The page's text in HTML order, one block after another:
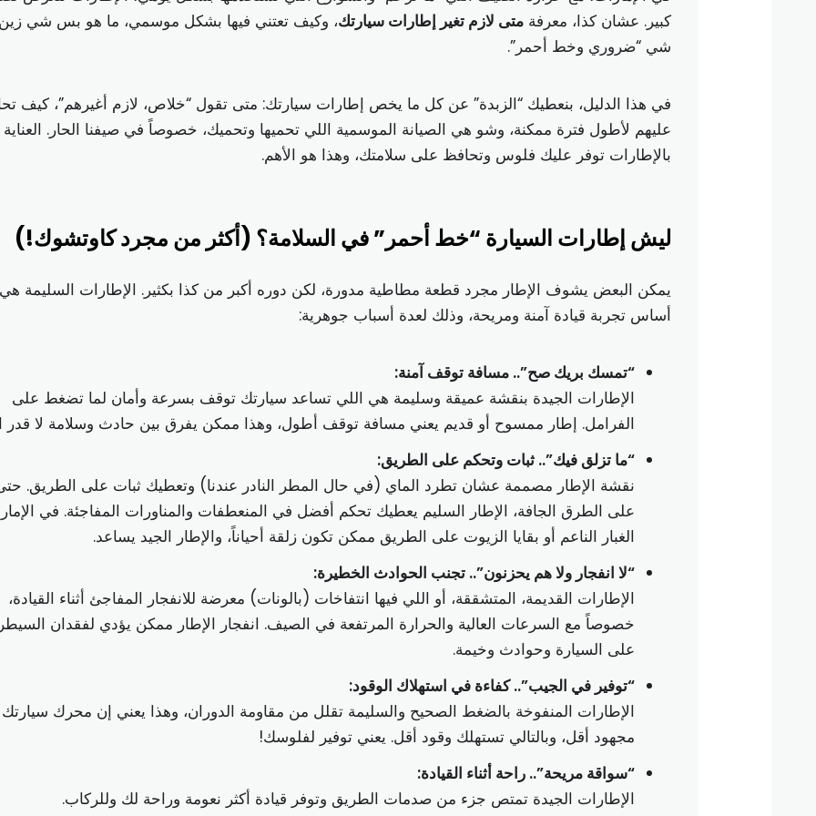
كبير. عشان كذا، معرفةمتى لازم تغير إطارات سيارتك، وكيف تعتني فيها بشكل موسمي، ما هو بس شي
شي “ضروري وخط أحمر”.
في هذا الدليل، بنعطيك “الزبدة” عن كل ما يخص إطارات سيارتك: متى تقول “خلاص، لازم أغيرهم”، كيف
عليهم لأطول فترة ممكنة، وشو هي الصيانة الموسمية اللي تحميها وتحميك، خصوصاً في صيفنا الحار. العناية
بالإطارات توفر عليك فلوس وتحافظ على سلامتك، وهذا هو الأهم.
ليش إطارات السيارة “خط أحمر” في السلامة؟ (أكثر من مجرد كاوتشوك!)
يمكن البعض يشوف الإطار مجرد قطعة مطاطية مدورة، لكن دوره أكبر من كذا بكثير. الإطارات السليمة هي
أساس تجربة قيادة آمنة ومريحة، وذلك لعدة أسباب جوهرية:
“تمسك بريك صح”.. مسافة توقف آمنة:
الإطارات الجيدة بنقشة عميقة وسليمة هي اللي تساعد سيارتك توقف بسرعة وأمان لما تضغط على
الفرامل. إطار ممسوح أو قديم يعني مسافة توقف أطول، وهذا ممكن يفرق بين حادث وسلامة لا قدر
“ما تزلق فيك”.. ثبات وتحكم على الطريق:
نقشة الإطار مصممة عشان تطرد الماي (في حال المطر النادر عندنا) وتعطيك ثبات على الطريق.
على الطرق الجافة، الإطار السليم يعطيك تحكم أفضل في المنعطفات والمناورات المفاجئة. في
الغبار الناعم أو بقايا الزيوت على الطريق ممكن تكون زلقة أحياناً، والإطار الجيد يساعد.
“لا انفجار ولا هم يحزنون”.. تجنب الحوادث الخطيرة:
الإطارات القديمة، المتشققة، أو اللي فيها انتفاخات (بالونات) معرضة للانفجار المفاجئ أثناء القيادة،
خصوصاً مع السرعات العالية والحرارة المرتفعة في الصيف. انفجار الإطار ممكن يؤدي لفقدان
على السيارة وحوادث وخيمة.
“توفير في الجيب”.. كفاءة في استهلاك الوقود:
الإطارات المنفوخة بالضغط الصحيح والسليمة تقلل من مقاومة الدوران، وهذا يعني إن محرك
مجهود أقل، وبالتالي تستهلك وقود أقل. يعني توفير لفلوسك!
“سواقة مريحة”.. راحة أثناء القيادة:
الإطارات الجيدة تمتص جزء من صدمات الطريق وتوفر قيادة أكثر نعومة وراحة لك وللركاب.